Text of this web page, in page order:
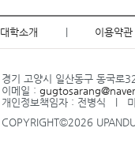
대학소개 이용약관
경기 고양시 일산동구 동
이메일 :
개인정보책임자 : 전병식 l 미
COPYRIGHT©2026